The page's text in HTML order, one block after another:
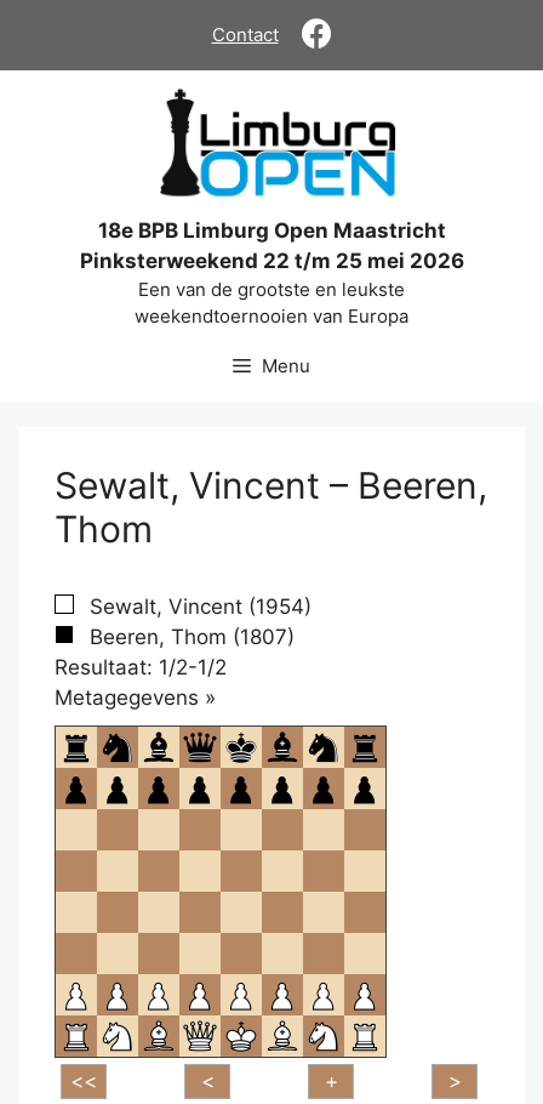
de
Contact
18e BPB Limburg Open Maastricht
Pinksterweekend 22 t/m 25 mei 2026
Een van de grootste en leukste
weekendtoernooien van Europa
Menu
Sewalt, Vincent – Beeren,
Thom
Sewalt, Vincent (1954)
Beeren, Thom (1807)
Resultaat: 1/2-1/2
Metagegevens »
om
te
openen.